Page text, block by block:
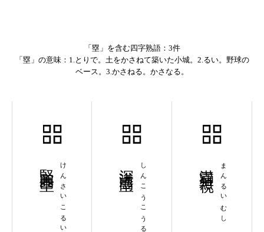
「塁」を含む四字熟語：3件
「塁」の意味：1.とりで。土をかさねて築いた小城。2.るい。野球の
ベース。3.かさねる。かさなる。
けんさいこるい しんこうこうるい まんるいむし